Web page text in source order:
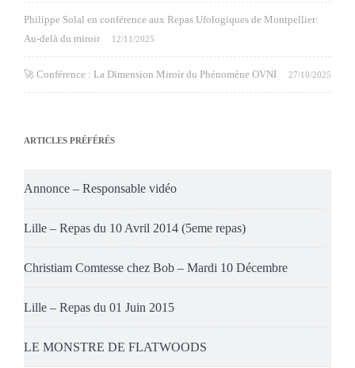
Philippe Solal en conférence aux Repas Ufologiques de Montpellier:
Au-delà du miroir
12/11/2025
🚀 Conférence : La Dimension Miroir du Phénomène OVNI 27/10/2025
ARTICLES PRÉFÉRÉS
Annonce – Responsable vidéo
Lille – Repas du 10 Avril 2014 (5eme repas)
Christiam Comtesse chez Bob – Mardi 10 Décembre
Lille – Repas du 01 Juin 2015
LE MONSTRE DE FLATWOODS